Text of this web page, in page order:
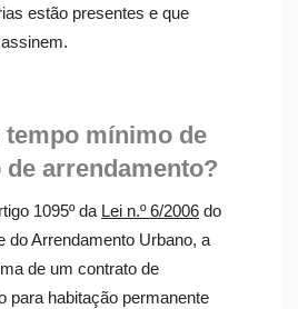
estão presentes e que
tempo mínimo de
arrendamento?
1095º da Lei n.º 6/2006 do
do Arrendamento Urbano, a
de um contrato de
para habitação permanente